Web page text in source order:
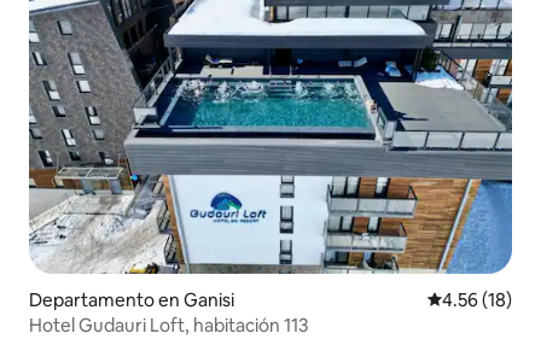
Departamento en Ganisi Calificación
4.56 (18)
Hotel Gudauri Loft, habitación 113